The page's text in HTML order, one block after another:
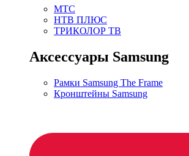
МТС
НТВ ПЛЮС
ТРИКОЛОР ТВ
Аксессуары Samsung
Рамки Samsung The Frame
Кронштейны Samsung